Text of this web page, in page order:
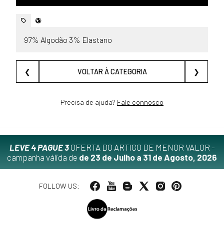
97% Algodão 3% Elastano
❮ VOLTAR À CATEGORIA ❯
Precisa de ajuda? Fale connosco
LEVE 4 PAGUE 3OFERTA DO ARTIGO DE MENOR VALOR -
campanha válida de de 23 de Julho a 31 de Agosto, 2026
FOLLOW US: